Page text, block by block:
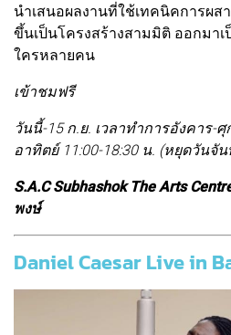
นำเสนอผลงานที่ใช้เทคนิคการผส
ขึ้นเป็นโครงสร้างสามมิติ ออกมา
ใครหลายคน
เข้าชมฟรี
วันนี้-15 ก.ย. เวลาทำการอังคาร-ศุ
อาทิตย์ 11:00-18:30 น. (หยุดวันจั
S.A.C Subhashok The Arts
พงษ์
Daniel Caesar Live in